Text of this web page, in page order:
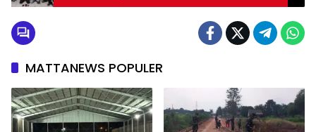
MATTANEWS POPULER